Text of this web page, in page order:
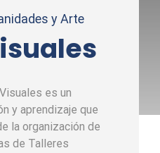
y Arte
es un
y aprendizaje que
la organización de
de Talleres